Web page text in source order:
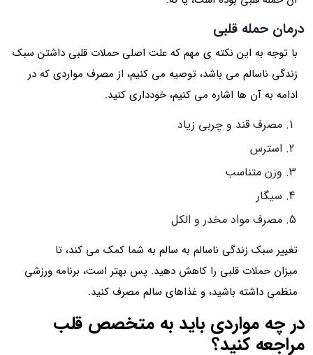
درمان حمله قلبی
با توجه به این نکته ی مهم که علت اصلی حملات قلبی داشتن سبک
زندگی ناسالم می باشد، توصیه می کنیم، از مصرف مواردی که در
ادامه به آن ها اشاره می کنیم، خودداری کنید.
مصرف قند و چربی زیاد
استرس
وزن متناسب
سیگار
مصرف مواد مخدر و الکل
تغییر سبک زندگی ناسالم به سالم به شما کمک می کند، تا
میزان حملات قلبی را کاهش دهید. پس بهتر است، برنامه ورزشی
منظمی داشته باشید، و غذاهای سالم مصرف کنید.
در چه مواردی باید به متخصص قلب
مراجعه کنید؟